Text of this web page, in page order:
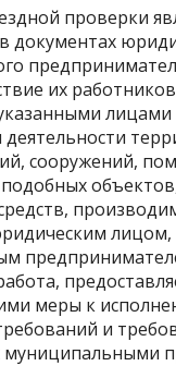
проверки
документах
их
лицами
сооружений,
лицом,
меры к
и
муниципальными